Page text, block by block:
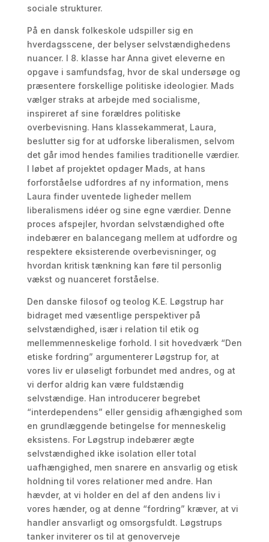
sociale strukturer.
På en dansk folkeskole udspiller sig en
hverdagsscene, der belyser selvstændighedens
nuancer. I 8. klasse har Anna givet eleverne en
opgave i samfundsfag, hvor de skal undersøge og
præsentere forskellige politiske ideologier. Mads
vælger straks at arbejde med socialisme,
inspireret af sine forældres politiske
overbevisning. Hans klassekammerat, Laura,
beslutter sig for at udforske liberalismen, selvom
det går imod hendes families traditionelle værdier.
I løbet af projektet opdager Mads, at hans
forforståelse udfordres af ny information, mens
Laura finder uventede ligheder mellem
liberalismens idéer og sine egne værdier. Denne
proces afspejler, hvordan selvstændighed ofte
indebærer en balancegang mellem at udfordre og
respektere eksisterende overbevisninger, og
hvordan kritisk tænkning kan føre til personlig
vækst og nuanceret forståelse.
Den danske filosof og teolog K.E. Løgstrup har
bidraget med væsentlige perspektiver på
selvstændighed, især i relation til etik og
mellemmenneskelige forhold. I sit hovedværk “Den
etiske fordring” argumenterer Løgstrup for, at
vores liv er uløseligt forbundet med andres, og at
vi derfor aldrig kan være fuldstændig
selvstændige. Han introducerer begrebet
“interdependens” eller gensidig afhængighed som
en grundlæggende betingelse for menneskelig
eksistens. For Løgstrup indebærer ægte
selvstændighed ikke isolation eller total
uafhængighed, men snarere en ansvarlig og etisk
holdning til vores relationer med andre. Han
hævder, at vi holder en del af den andens liv i
vores hænder, og at denne “fordring” kræver, at vi
handler ansvarligt og omsorgsfuldt. Løgstrups
tanker inviterer os til at genoverveje